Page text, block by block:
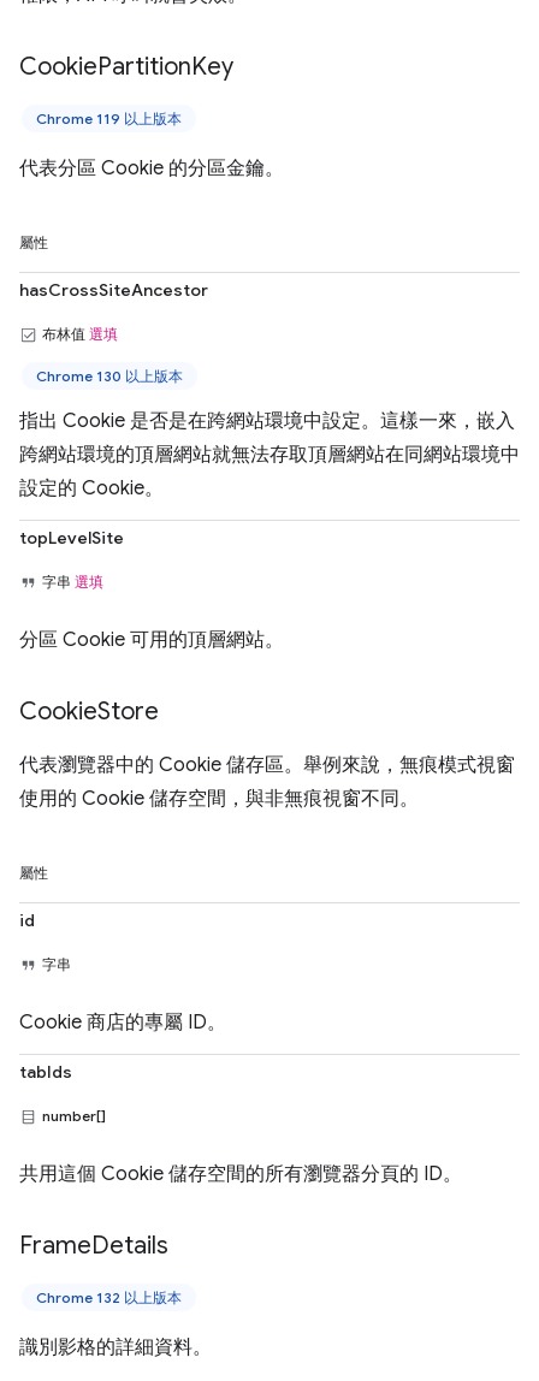
CookiePartitionKey
Chrome 119 以上版本
代表分區 Cookie 的分區金鑰。
屬性
hasCrossSiteAncestor
布林值 選填
Chrome 130 以上版本
指出 Cookie 是否是在跨網站環境中設定。這樣一來，嵌入
跨網站環境的頂層網站就無法存取頂層網站在同網站環境中
設定的 Cookie。
topLevelSite
字串 選填
分區 Cookie 可用的頂層網站。
CookieStore
代表瀏覽器中的 Cookie 儲存區。舉例來說，無痕模式視窗
使用的 Cookie 儲存空間，與非無痕視窗不同。
屬性
id
字串
Cookie 商店的專屬 ID。
tabIds
number[]
共用這個 Cookie 儲存空間的所有瀏覽器分頁的 ID。
FrameDetails
Chrome 132 以上版本
識別影格的詳細資料。